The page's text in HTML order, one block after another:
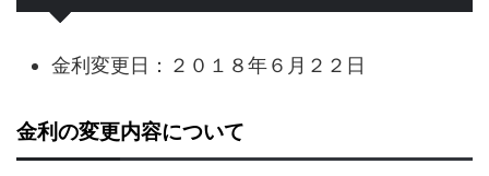
金利変更日：２０１８年６月２２日
金利の変更内容について